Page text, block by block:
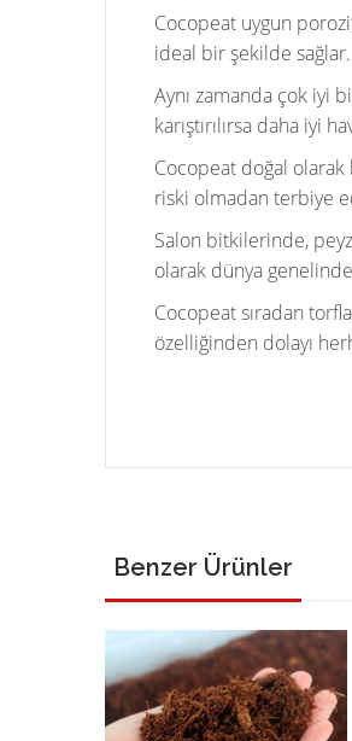
Cocopeat uygun
ideal bir şekilde sağlar.
Aynı zamanda çok iyi
karıştırılırsa daha iyi
Cocopeat doğal
riski olmadan terbiye
Salon bitkilerinde,
olarak dünya
Cocopeat sıradan
özelliğinden dolayı
Benzer Ürünler